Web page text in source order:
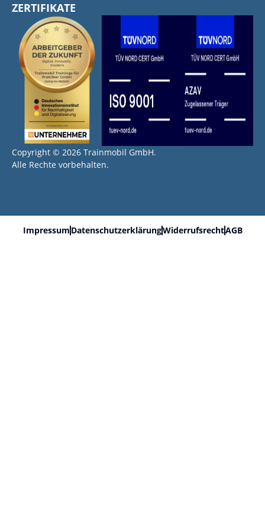
ZERTIFIKATE
Copyright © 2026 Trainmobil GmbH.
Alle Rechte vorbehalten.
Impressum DatenschutzerklärungWiderrufsrechtAGB